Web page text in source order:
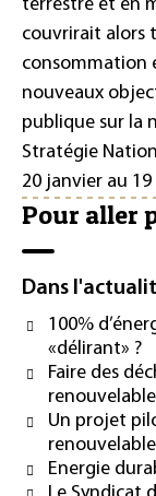
terrestre et en
couvrirait alors
consommation
nouveaux
publique sur la
Stratégie
20 janvier au
Pour aller
Dans
100%
«délirant» ?
Faire des
renouvelable
Un projet
Energie